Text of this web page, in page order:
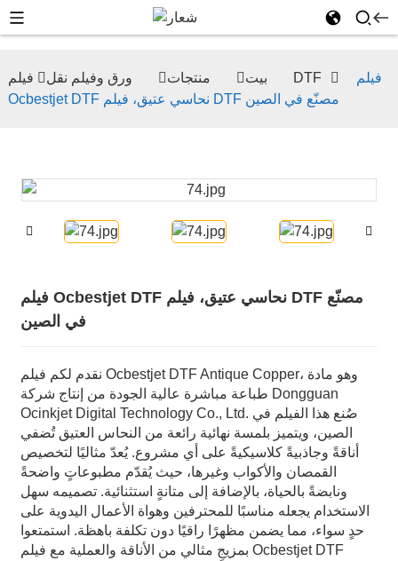
بيت منتجات ورق وفيلم نقل فيلم DTF
فيلم
Ocbestjet DTF نحاسي عتيق، فيلم DTF مصنّع في الصين
فيلم Ocbestjet DTF نحاسي عتيق، فيلم DTF مصنّع
في الصين
نقدم لكم فيلم Ocbestjet DTF Antique Copper، وهو مادة
طباعة مباشرة عالية الجودة من إنتاج شركة Dongguan
Ocinkjet Digital Technology Co., Ltd. صُنع هذا الفيلم في
الصين، ويتميز بلمسة نهائية رائعة من النحاس العتيق تُضفي
أناقةً وجاذبيةً كلاسيكيةً على أي مشروع. يُعدّ مثاليًا لتخصيص
القمصان والأكواب وغيرها، حيث يُقدّم مطبوعاتٍ واضحةً
ونابضةً بالحياة، بالإضافة إلى متانةٍ استثنائية. تصميمه سهل
الاستخدام يجعله مناسبًا للمحترفين وهواة الأعمال اليدوية على
حدٍ سواء، مما يضمن مظهرًا راقيًا دون تكلفة باهظة. استمتعوا
بمزيجٍ مثالي من الأناقة والعملية مع فيلم Ocbestjet DTF